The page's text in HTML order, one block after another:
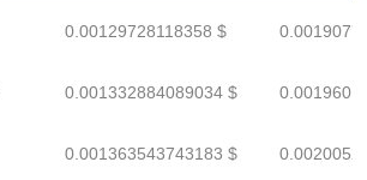
0.00129728118358 $
0.001332884089034 $
0.001363543743183 $